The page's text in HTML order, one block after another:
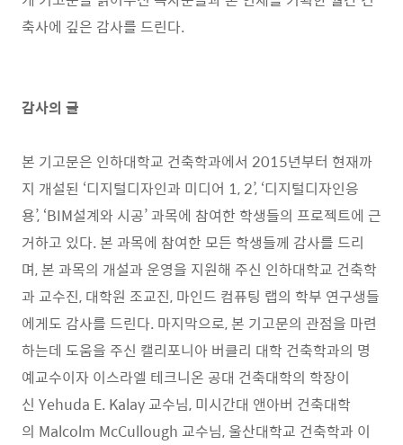
축사에 깊은 감사를 드린다.
감사의 글
본 기고문은 인하대학교 건축학과에서 2015년부터 현재까
지 개설된 ‘디지털디자인과 미디어 1, 2’, ‘디지털디자인응
용’, ‘BIM설계와 시공’ 과목에 참여한 학생들의 프로젝트에 근
거하고 있다. 본 과목에 참여한 모든 학생들께 감사를 드리
며, 본 과목의 개설과 운영을 지원해 주신 인하대학교 건축학
과 교수진, 대학원 조교진, 마인드 컴퓨팅 랩의 학부 연구생들
에게도 감사를 드린다. 마지막으로, 본 기고문의 관점을 마련
하는데 도움을 주신 캘리포니아 버클리 대학 건축학과의 명
예교수이자 이스라엘 테크니온 공대 건축대학의 학장이
신 Yehuda E. Kalay 교수님, 미시간대 앤아버 건축대학
의 Malcolm McCullough 교수님, 울산대학교 건축학과 이